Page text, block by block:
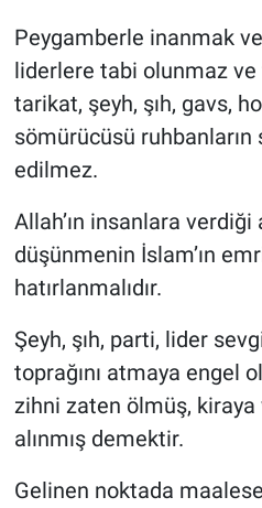
Peygamberle inanmak
liderlere tabi olunmaz ve
tarikat, şeyh, şıh, gavs,
sömürücüsü
edilmez.
Allah’ın insanlara
düşünmenin İslam’ın
hatırlanmalıdır.
Şeyh, şıh, parti, lider
toprağını atmaya engel
zihni zaten ölmüş,
alınmış demektir.
Gelinen noktada